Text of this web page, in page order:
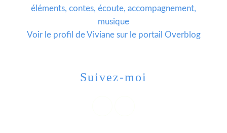
éléments, contes, écoute, accompagnement,
musique
Voir le profil deVivianesur le portail Overblog
Suivez-moi